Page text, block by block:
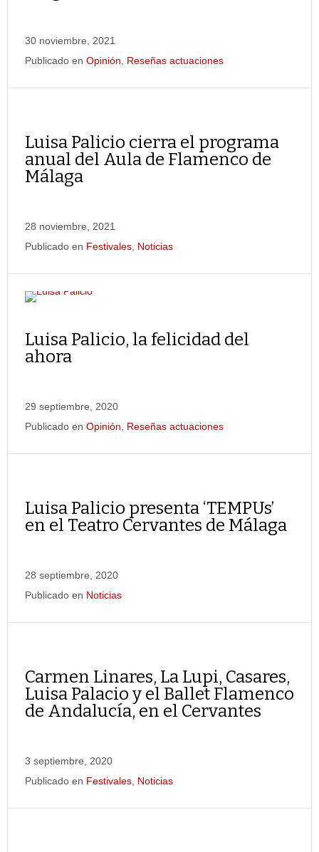
30 noviembre, 2021
Publicado en Opinión Reseñas actuaciones
Luisa Palicio cierra el programa
anual del Aula de Flamenco de
Málaga
28 noviembre, 2021
Publicado en Festivales Noticias
Luisa Palicio, la felicidad del
ahora
29 septiembre, 2020
Publicado en Opinión Reseñas actuaciones
Luisa Palicio presenta ‘TEMPUs’
en el Teatro Cervantes de Málaga
28 septiembre, 2020
Publicado en Noticias
Carmen Linares, La Lupi, Casares,
Luisa Palacio y el Ballet Flamenco
de Andalucía, en el Cervantes
3 septiembre, 2020
Publicado en Festivales Noticias